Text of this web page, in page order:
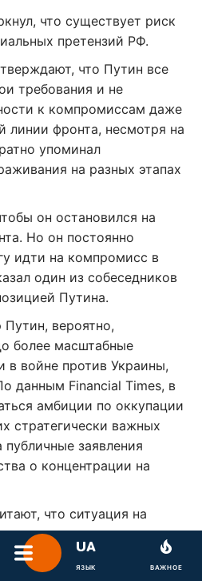
что существует риск
претензий РФ.
что Путин все
требования и не
к компромиссам даже
линии фронта, несмотря на
упоминал
на разных этапах
он остановился на
Но он постоянно
идти на компромисс в
один из собеседников
Путина.
вероятно,
более масштабные
в войне против Украины,
данным Financial Times, в
амбиции по оккупации
стратегически важных
заявления
о концентрации на
что ситуация на
наступательные
расширять требования во
Один из
ЯЗЫК ВАЖНОЕ